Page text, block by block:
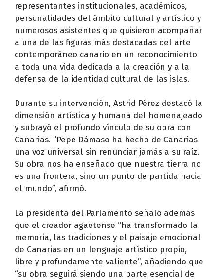
representantes institucionales, académicos,
personalidades del ámbito cultural y artístico y
numerosos asistentes que quisieron acompañar
a una de las figuras más destacadas del arte
contemporáneo canario en un reconocimiento
a toda una vida dedicada a la creación y a la
defensa de la identidad cultural de las islas.
Durante su intervención, Astrid Pérez destacó la
dimensión artística y humana del homenajeado
y subrayó el profundo vínculo de su obra con
Canarias. “Pepe Dámaso ha hecho de Canarias
una voz universal sin renunciar jamás a su raíz.
Su obra nos ha enseñado que nuestra tierra no
es una frontera, sino un punto de partida hacia
el mundo”, afirmó.
La presidenta del Parlamento señaló además
que el creador agaetense “ha transformado la
memoria, las tradiciones y el paisaje emocional
de Canarias en un lenguaje artístico propio,
libre y profundamente valiente”, añadiendo que
“su obra seguirá siendo una parte esencial de